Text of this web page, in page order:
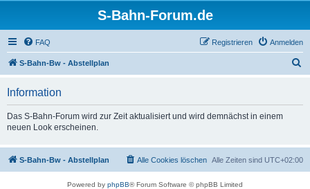
S-Bahn-Forum.de
FAQ Anmelden
Registrieren
S-Bahn-Bw - Abstellplan
Information
Das S-Bahn-Forum wird zur Zeit aktualisiert und wird demnächst in einem
neuen Look erscheinen.
S-Bahn-Bw - Abstellplan Alle Zeiten sind UTC+02:00
Alle Cookies löschen
Powered by phpBB® Forum Software © phpBB Limited